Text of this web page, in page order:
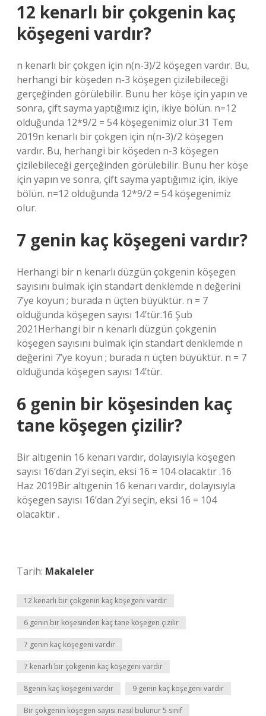
12 kenarlı bir çokgenin kaç
köşegeni vardır?
n kenarlı bir çokgen için n(n-3)/2 köşegen vardır. Bu,
herhangi bir köşeden n-3 köşegen çizilebileceği
gerçeğinden görülebilir. Bunu her köşe için yapın ve
sonra, çift sayma yaptığımız için, ikiye bölün. n=12
olduğunda 12*9/2 = 54 köşegenimiz olur.31 Tem
2019n kenarlı bir çokgen için n(n-3)/2 köşegen
vardır. Bu, herhangi bir köşeden n-3 köşegen
çizilebileceği gerçeğinden görülebilir. Bunu her köşe
için yapın ve sonra, çift sayma yaptığımız için, ikiye
bölün. n=12 olduğunda 12*9/2 = 54 köşegenimiz
olur.
7 genin kaç köşegeni vardır?
Herhangi bir n kenarlı düzgün çokgenin köşegen
sayısını bulmak için standart denklemde n değerini
7’ye koyun ; burada n üçten büyüktür. n = 7
olduğunda köşegen sayısı 14’tür.16 Şub
2021Herhangi bir n kenarlı düzgün çokgenin
köşegen sayısını bulmak için standart denklemde n
değerini 7’ye koyun ; burada n üçten büyüktür. n = 7
olduğunda köşegen sayısı 14’tür.
6 genin bir köşesinden kaç
tane köşegen çizilir?
Bir altıgenin 16 kenarı vardır, dolayısıyla köşegen
sayısı 16’dan 2’yi seçin, eksi 16 = 104 olacaktır .16
Haz 2019Bir altıgenin 16 kenarı vardır, dolayısıyla
köşegen sayısı 16’dan 2’yi seçin, eksi 16 = 104
olacaktır .
Tarih: Makaleler
12 kenarlı bir çokgenin kaç köşegeni vardır
6 genin bir köşesinden kaç tane köşegen çizilir
7 genin kaç köşegeni vardır
7 kenarlı bir çokgenin kaç köşegeni vardır
8genin kaç köşegeni vardır 9 genin kaç köşegeni vardır
Bir çokgenin köşegen sayısı nasıl bulunur 5 sınıf